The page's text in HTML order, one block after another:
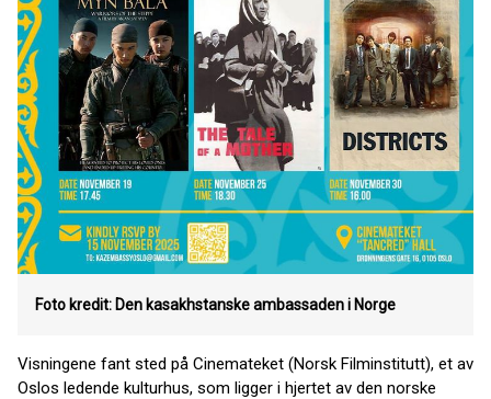
Foto kredit: Den kasakhstanske ambassaden i Norge
Visningene fant sted på Cinemateket (Norsk Filminstitutt), et av
Oslos ledende kulturhus, som ligger i hjertet av den norske